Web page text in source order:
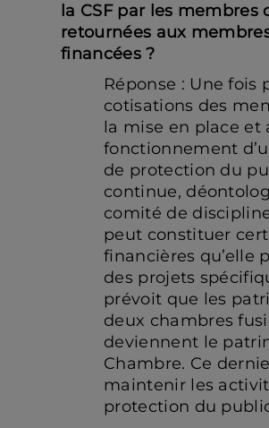
la CSF par les membres
retournées aux
financées ?
Réponse : Une fois
cotisations des
la mise en place et
fonctionnement
de protection du
continue,
comité de
peut constituer
financières qu’elle
des projets
prévoit que les
deux chambres
deviennent le
Chambre. Ce
maintenir les
protection du